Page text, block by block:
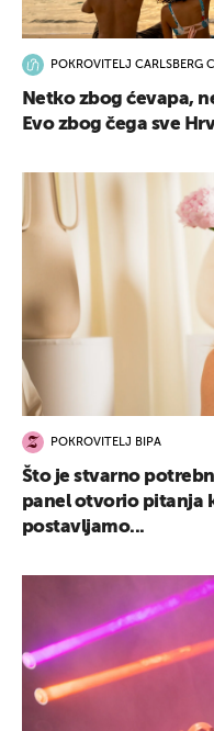
POKROVITELJ CARLSBERG
Netko zbog ćevapa,
Evo zbog čega sve
POKROVITELJ BIPA
Što je stvarno
panel otvorio pitanja
postavljamo...